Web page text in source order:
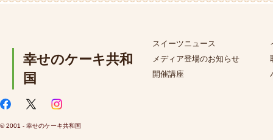
幸せのケーキ共和
国
スイーツニュース
メディア登場のお知らせ
開催講座
© 2001 - 幸せのケーキ共和国